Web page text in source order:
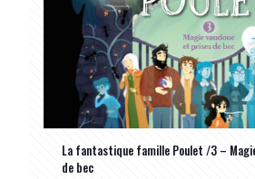
La fantastique famille Poulet /3 –
de bec